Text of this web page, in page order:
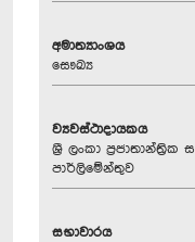
අමාත්‍යාංශය
සෞඛ්‍ය
ව්‍යවස්ථාදායකය
ශ්‍රී ලංකා
පාර්ලිමේන්තුව
සභාවාරය